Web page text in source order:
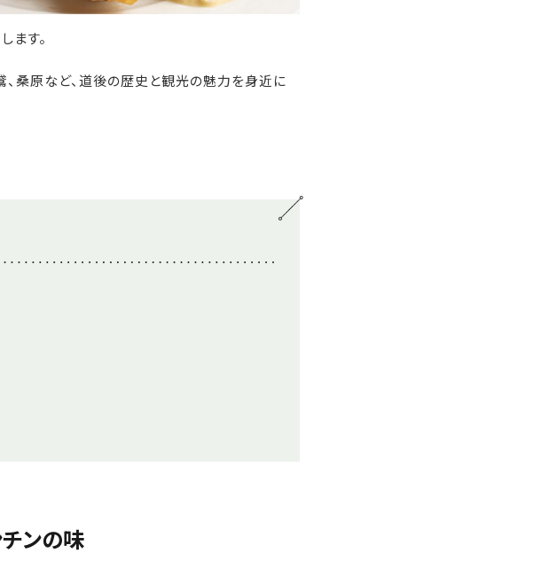
ます。
、桑原など、道後の歴史と観光の魅力を身近に
チンの味